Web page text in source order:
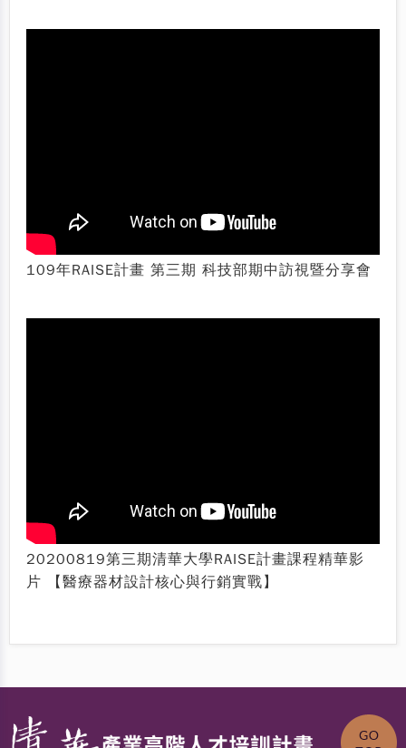
109年RAISE計畫 第三期 科技部期中訪視暨分享會
20200819第三期清華大學RAISE計畫課程精華影
片 【醫療器材設計核心與行銷實戰】